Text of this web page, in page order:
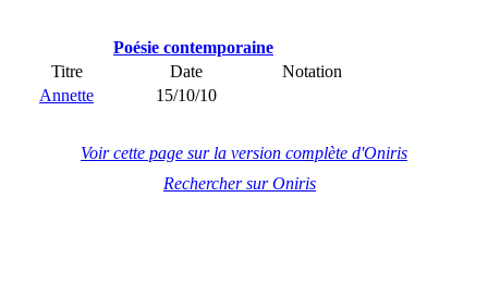
Poésie contemporaine
Titre
Date
Notation
Annette
15/10/10
Voir cette page sur la version complète d'Oniris
Rechercher sur Oniris